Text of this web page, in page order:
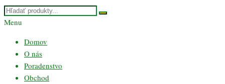
Menu
Domov
O nás
Poradenstvo
Obchod